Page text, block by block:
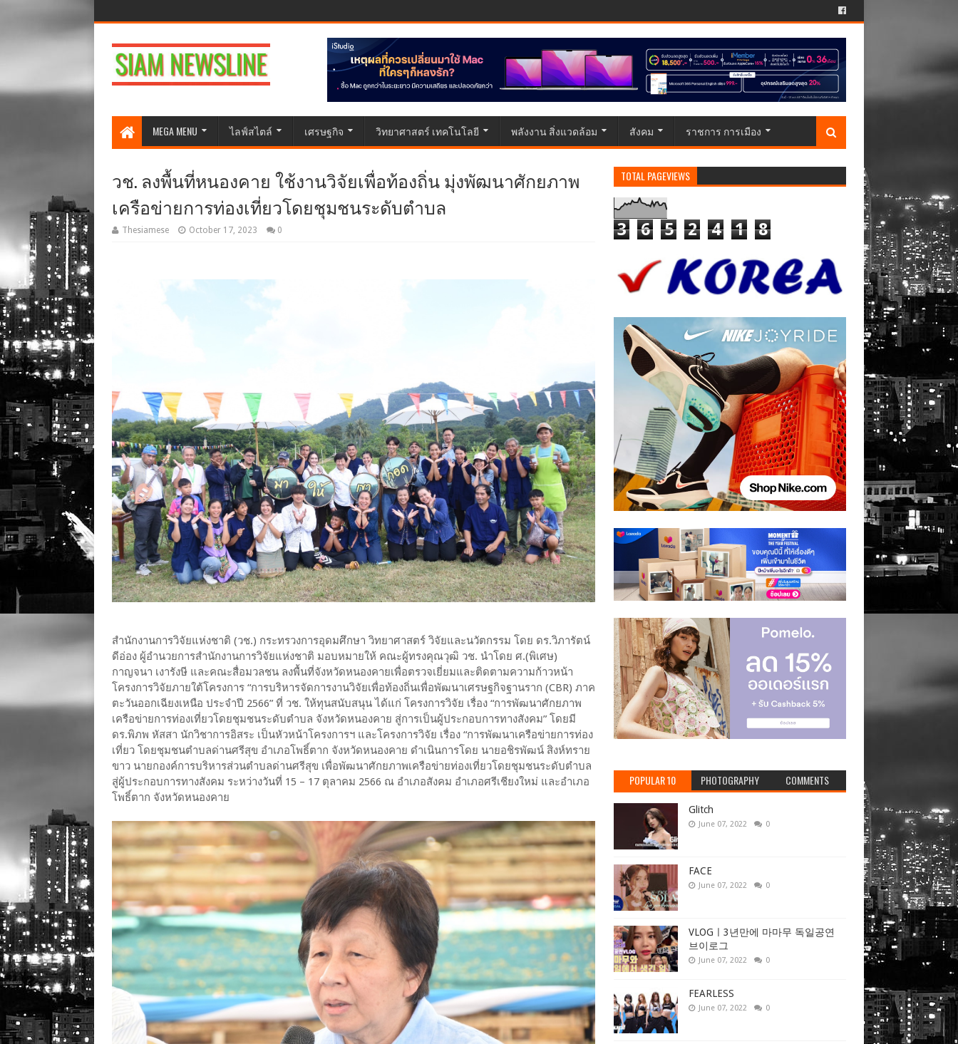
MEGA MENU ไลฟ์สไตล์ เศรษฐกิจ วิทยาศาสตร์ เทคโนโลยี พลังงาน สิ่งแวดล้อม สังคม ราชการ การเมือง
วช. ลงพื้นที่หนองคาย ใช้งานวิจัยเพื่อท้องถิ่น มุ่งพัฒนาศักยภาพ
เครือข่ายการท่องเที่ยวโดยชุมชนระดับตำบล
Thesiamese October 17, 2023 0
สำนักงานการวิจัยแห่งชาติ (วช.) กระทรวงการอุดมศึกษา วิทยาศาสตร์ วิจัยและนวัตกรรม โดย ดร.วิภารัตน์
ดีอ่อง ผู้อำนวยการสำนักงานการวิจัยแห่งชาติ มอบหมายให้ คณะผู้ทรงคุณวุฒิ วช. นำโดย ศ.(พิเศษ)
กาญจนา เงารังษี และคณะสื่อมวลชน ลงพื้นที่จังหวัดหนองคายเพื่อตรวจเยี่ยมและติดตามความก้าวหน้า
โครงการวิจัยภายใต้โครงการ “การบริหารจัดการงานวิจัยเพื่อท้องถิ่นเพื่อพัฒนาเศรษฐกิจฐานราก (CBR) ภาค
ตะวันออกเฉียงเหนือ ประจำปี 2566” ที่ วช. ให้ทุนสนับสนุน ได้แก่ โครงการวิจัย เรื่อง “การพัฒนาศักยภาพ
เครือข่ายการท่องเที่ยวโดยชุมชนระดับตำบล จังหวัดหนองคาย สู่การเป็นผู้ประกอบการทางสังคม” โดยมี
ดร.พิภพ หัสสา นักวิชาการอิสระ เป็นหัวหน้าโครงการฯ และโครงการวิจัย เรื่อง “การพัฒนาเครือข่ายการท่อง
เที่ยว โดยชุมชนตำบลด่านศรีสุข อำเภอโพธิ์ตาก จังหวัดหนองคาย ดำเนินการโดย นายอชิรพัฒน์ สิงห์ทราย
ขาว นายกองค์การบริหารส่วนตำบลด่านศรีสุข เพื่อพัฒนาศักยภาพเครือข่ายท่องเที่ยวโดยชุมชนระดับตำบล
สู่ผู้ประกอบการทางสังคม ระหว่างวันที่ 15 – 17 ตุลาคม 2566 ณ อำเภอสังคม อำเภอศรีเชียงใหม่ และอำเภอ
โพธิ์ตาก จังหวัดหนองคาย
TOTAL PAGEVIEWS
3 6 5 2 4 1 8
POPULAR 10 PHOTOGRAPHY COMMENTS
Glitch
June 07, 2022 0
FACE
June 07, 2022 0
VLOGㅣ3년만에 마마무 독일공연
브이로그
June 07, 2022 0
FEARLESS
June 07, 2022 0